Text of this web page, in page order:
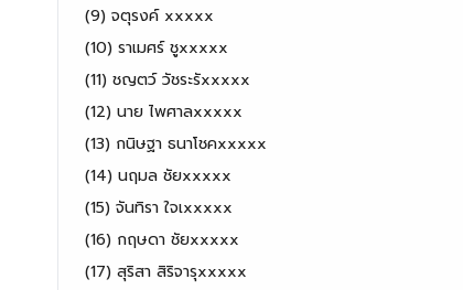
(9) จตุรงค์ xxxxx
(10) ราเมศร์ ชูxxxxx
(11) ชญตว์ วัชระรัxxxxx
(12) นาย ไพศาลxxxxx
(13) กนิษฐา ธนาโชคxxxxx
(14) นฤมล ชัยxxxxx
(15) จันทิรา ใจเxxxxx
(16) กฤษดา ชัยxxxxx
(17) สุริสา สิริจารุxxxxx